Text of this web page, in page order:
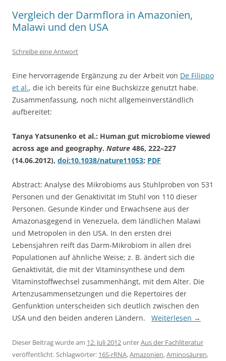
Vergleich der Darmflora in Amazonien,
Malawi und den USA
Schreibe eine Antwort
Eine hervorragende Ergänzung zu der Arbeit von De Filippo
et al., die ich bereits für eine Buchskizze genutzt habe.
Zusammenfassung, noch nicht allgemeinverständlich
aufbereitet:
Tanya Yatsunenko et al.: Human gut microbiome viewed
across age and geography. Nature 486, 222–227
(14.06.2012), doi:10.1038/nature11053; PDF
Abstract: Analyse des Mikrobioms aus Stuhlproben von 531
Personen und der Genaktivität im Stuhl von 110 dieser
Personen. Gesunde Kinder und Erwachsene aus der
Amazonasgegend in Venezuela, dem ländlichen Malawi
und Metropolen in den USA. In den ersten drei
Lebensjahren reift das Darm-Mikrobiom in allen drei
Populationen auf ähnliche Weise; z. B. ändert sich die
Genaktivität, die mit der Vitaminsynthese und dem
Vitaminstoffwechsel zusammenhängt, mit dem Alter. Die
Artenzusammensetzungen und die Repertoires der
Genfunktion unterscheiden sich deutlich zwischen den
USA und den beiden anderen Ländern. Weiterlesen →
Dieser Beitrag wurde am 12. Juli 2012 unterAus der Fachliteratur
veröffentlicht. Schlagwörter: 16S-rRNA,Amazonien,Aminosäuren,